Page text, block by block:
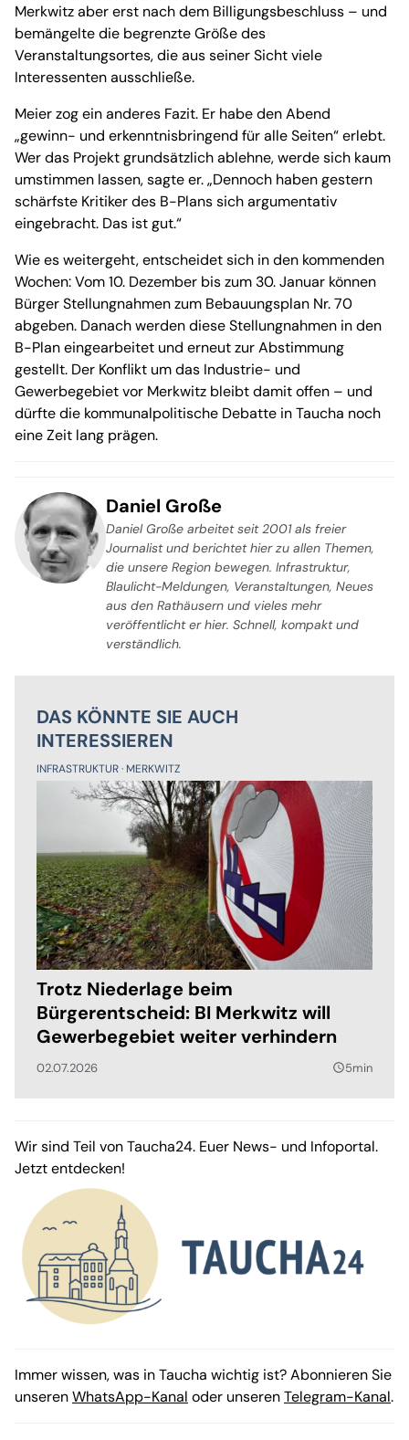
Merkwitz aber erst nach dem Billigungsbeschluss – und
bemängelte die begrenzte Größe des
Veranstaltungsortes, die aus seiner Sicht viele
Interessenten ausschließe.
Meier zog ein anderes Fazit. Er habe den Abend
„gewinn- und erkenntnisbringend für alle Seiten“ erlebt.
Wer das Projekt grundsätzlich ablehne, werde sich kaum
umstimmen lassen, sagte er. „Dennoch haben gestern
schärfste Kritiker des B-Plans sich argumentativ
eingebracht. Das ist gut.“
Wie es weitergeht, entscheidet sich in den kommenden
Wochen: Vom 10. Dezember bis zum 30. Januar können
Bürger Stellungnahmen zum Bebauungsplan Nr. 70
abgeben. Danach werden diese Stellungnahmen in den
B-Plan eingearbeitet und erneut zur Abstimmung
gestellt. Der Konflikt um das Industrie- und
Gewerbegebiet vor Merkwitz bleibt damit offen – und
dürfte die kommunalpolitische Debatte in Taucha noch
eine Zeit lang prägen.
Daniel Große
Daniel Große arbeitet seit 2001 als freier
Journalist und berichtet hier zu allen Themen,
die unsere Region bewegen. Infrastruktur,
Blaulicht-Meldungen, Veranstaltungen, Neues
aus den Rathäusern und vieles mehr
veröffentlicht er hier. Schnell, kompakt und
verständlich.
DAS KÖNNTE SIE AUCH
INTERESSIEREN
INFRASTRUKTUR MERKWITZ
Trotz Niederlage beim
Bürgerentscheid: BI Merkwitz will
Gewerbegebiet weiter verhindern
02.07.2026 query_builder5min
Wir sind Teil von Taucha24. Euer News- und Infoportal.
Jetzt entdecken!
Immer wissen, was in Taucha wichtig ist? Abonnieren Sie
unserenWhatsApp-Kanal oder unserenTelegram-Kanal.